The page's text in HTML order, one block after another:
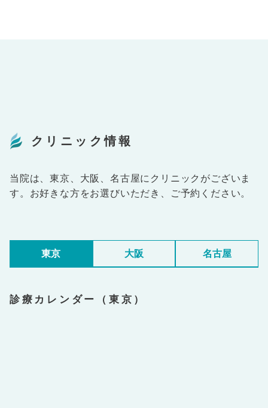
クリニック情報
当院は、東京、大阪、名古屋にクリニックがございま
す。お好きな方をお選びいただき、ご予約ください。
東京 大阪 名古屋
診療カレンダー（東京）